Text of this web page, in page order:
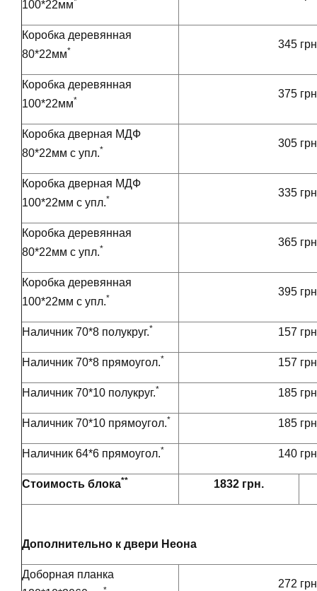
100*22мм
Коробка деревянная
80*22мм*
345
Коробка деревянная
100*22мм*
375
Коробка дверная МДФ
80*22мм с упл.*
305
Коробка дверная МДФ
100*22мм с упл.*
335
Коробка деревянная
80*22мм с упл.*
365
Коробка деревянная
100*22мм с упл.*
395
Наличник 70*8 полукруг.* 157
Наличник 70*8 прямоугол.* 157
Наличник 70*10 полукруг.* 185
Наличник 70*10 прямоугол.* 185
Наличник 64*6 прямоугол.* 140
Стоимость блока** 1832 грн.
Дополнительно к двери Неона
Доборная планка
272